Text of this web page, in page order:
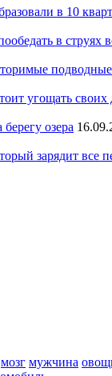
в 10
в струях
угощать
озера
зарядит все
мозг мужчина